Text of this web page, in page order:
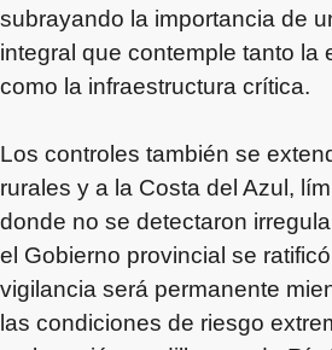
subrayando la importancia de
integral que contemple tanto la
como la infraestructura crítica.
Los controles también se
rurales y a la Costa del Azul,
donde no se detectaron
el Gobierno provincial se
vigilancia será permanente
las condiciones de riesgo